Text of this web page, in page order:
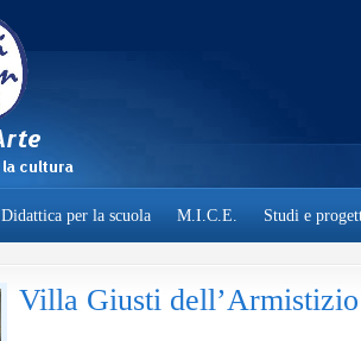
Didattica per la scuola M.I.C.E. Studi e
Villa Giusti dell’Armistizio